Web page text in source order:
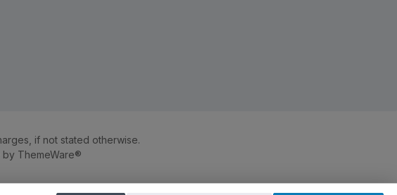
if not stated otherwise.
by ThemeWare®